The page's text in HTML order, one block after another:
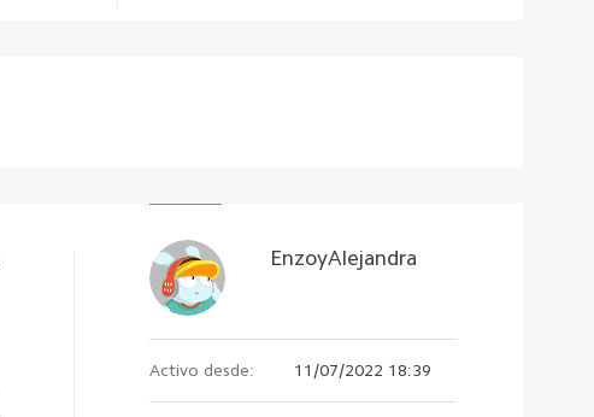
EnzoyAlejandra
Activo desde: 11/07/2022 18:39